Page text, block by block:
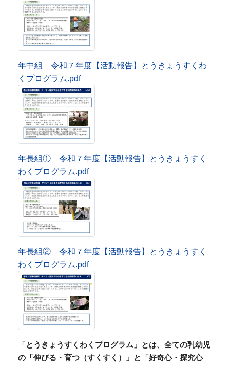
年長組① 令和７年度【活動報告】とうきょうすく
わくプログラム.pdf
年長組② 令和７年度【活動報告】とうきょうすく
わくプログラム.pdf
「とうきょうすくわくプログラム」とは、全ての乳幼児
の「伸びる・育つ（すくすく）」と「好奇心・探究心
（わくわく）」を応援する幼保共通のプログラムで、乳
幼児の豊かな心の育ちをサポートするため、主体的・協
働的な探究活動の実践を促進するものです。上記に令和
年度の活動報告を掲載しました。本ホームページのブ
ログにも各学年の活動の様子を掲載しております。
ご覧ください。
港区立幼稚園の紹介動画
港区立幼稚園の教育内容・環境・子育